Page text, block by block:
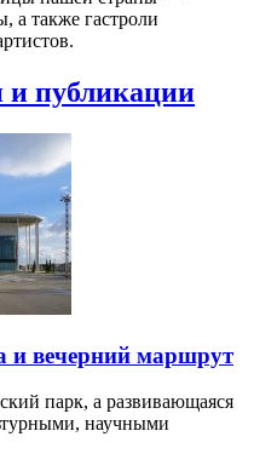
а также гастроли
и публикации
и вечерний маршрут
парк, а развивающаяся
научными